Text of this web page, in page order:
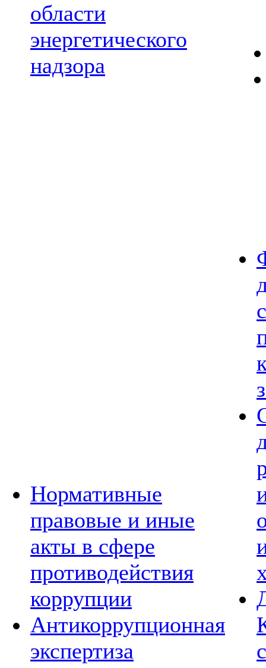
области
энергетического
надзора
Нормативные
правовые и иные
акты в сфере
противодействия
коррупции
Антикоррупционная
экспертиза